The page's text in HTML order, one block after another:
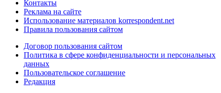
Контакты
Реклама на сайте
Использование материалов korrespondent.net
Правила пользования сайтом
Договор пользования сайтом
Политика в сфере конфиденциальности и персональных
данных
Пользовательское соглашение
Редакция